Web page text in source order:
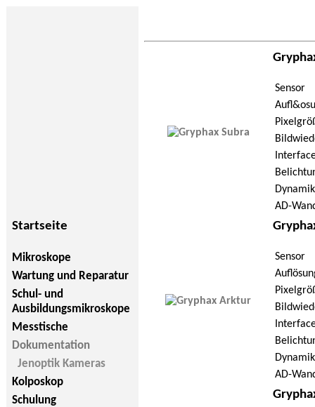
Startseite
Mikroskope
Wartung und Reparatur
Schul- und
Ausbildungsmikroskope
Messtische
Dokumentation
Jenoptik Kameras
Kolposkop
Schulung
Sensor
AD-
Sensor
AD-